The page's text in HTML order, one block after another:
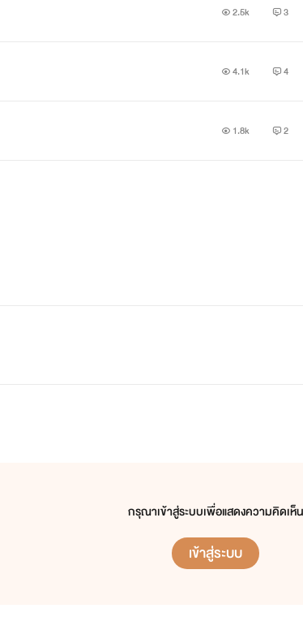
2.5k 3
4.1k 4
1.8k 2
กรุณาเข้าสู่ระบบเพื่อแสดงความคิดเห็น
เข้าสู่ระบบ